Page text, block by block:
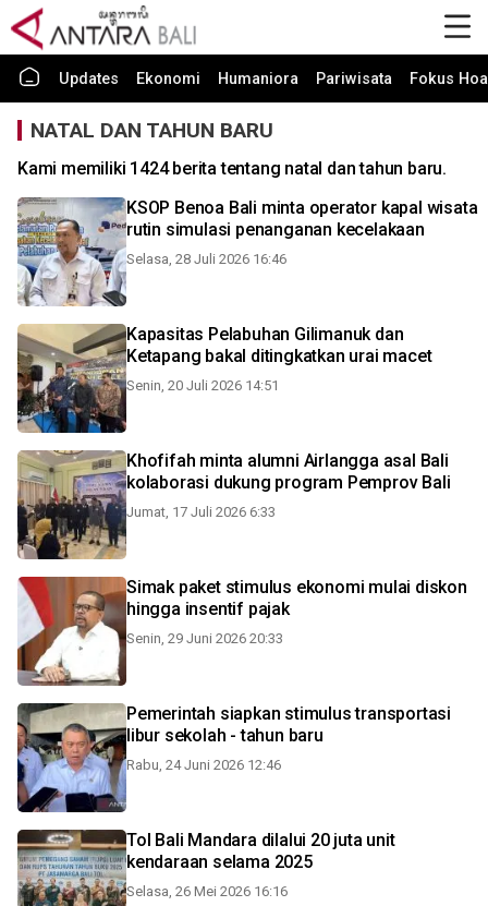
Updates Ekonomi Humaniora Pariwisata Fokus
NATAL DAN TAHUN BARU
Kami memiliki 1424 berita tentang natal dan tahun baru.
KSOP Benoa Bali minta operator kapal wisata
rutin simulasi penanganan kecelakaan
Selasa, 28 Juli 2026 16:46
Kapasitas Pelabuhan Gilimanuk dan
Ketapang bakal ditingkatkan urai macet
Senin, 20 Juli 2026 14:51
Khofifah minta alumni Airlangga asal Bali
kolaborasi dukung program Pemprov Bali
Jumat, 17 Juli 2026 6:33
Simak paket stimulus ekonomi mulai diskon
hingga insentif pajak
Senin, 29 Juni 2026 20:33
Pemerintah siapkan stimulus transportasi
libur sekolah - tahun baru
Rabu, 24 Juni 2026 12:46
Tol Bali Mandara dilalui 20 juta unit
kendaraan selama 2025
Selasa, 26 Mei 2026 16:16